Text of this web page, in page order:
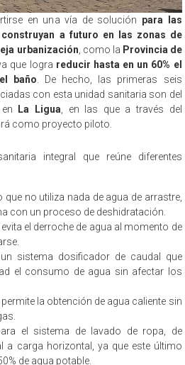
en una vía de solución para las
a futuro en las zonas de
urbanización , como la Provincia de
que logra reducir hasta en un 60% el
baño . De hecho, las primeras seis
con esta unidad sanitaria son del
, en La Ligua , en las que a través del
como proyecto piloto.
integral que reúne diferentes
no utiliza nada de agua de arrastre,
con un proceso de deshidratación.
el derroche de agua al momento de
sistema dosificador de caudal que
el consumo de agua sin afectar los
la obtención de agua caliente sin
el sistema de lavado de ropa, de
a carga horizontal, ya que este último
de agua potable.